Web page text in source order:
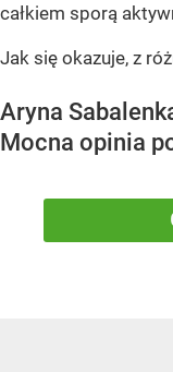
całkiem sporą
Jak się okazuje, z
Aryna
Mocna opinia